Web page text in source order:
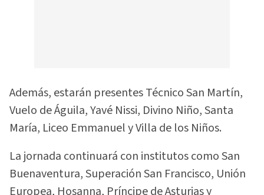
Además, estarán presentes Técnico San Martín,
Vuelo de Águila, Yavé Nissi, Divino Niño, Santa
María, Liceo Emmanuel y Villa de los Niños.
La jornada continuará con institutos como San
Buenaventura, Superación San Francisco, Unión
Europea, Hosanna, Príncipe de Asturias y